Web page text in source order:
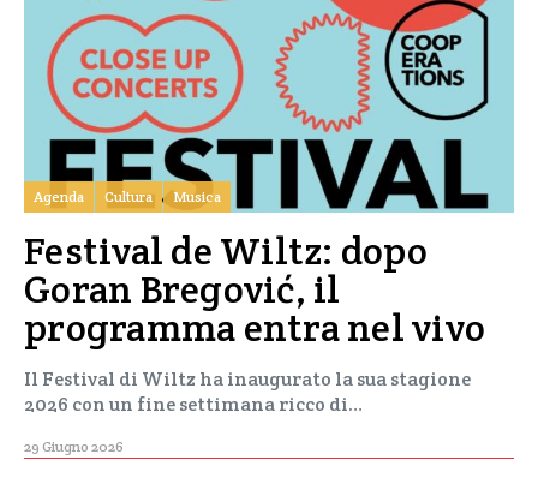
Agenda Cultura Musica
Festival de Wiltz: dopo
Goran Bregović, il
programma entra nel vivo
Il Festival di Wiltz ha inaugurato la sua stagione
2026 con un fine settimana ricco di…
29 Giugno 2026